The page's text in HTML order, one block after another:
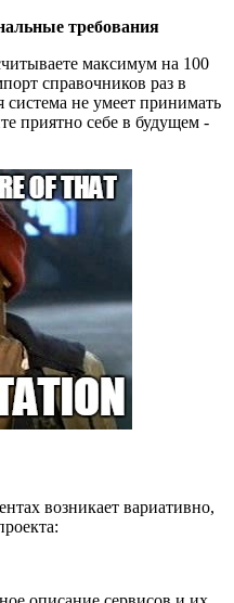
требования
максимум на 100
справочников раз в
не умеет принимать
приятно себе в будущем -
возникает вариативно,